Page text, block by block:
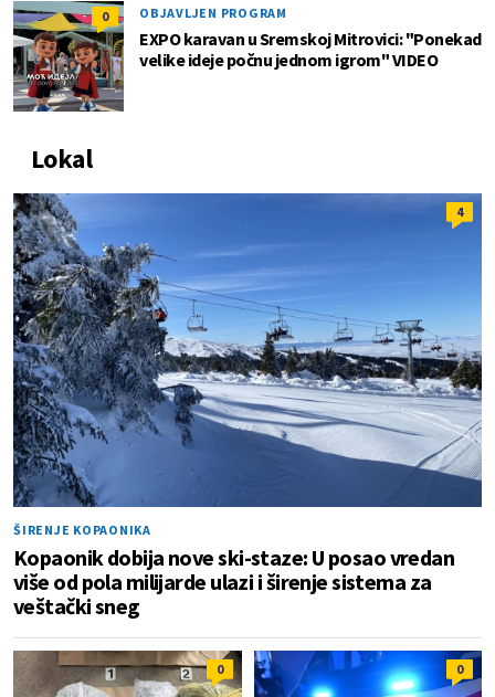
0 OBJAVLJEN PROGRAM
EXPO karavan u Sremskoj Mitrovici: "Ponekad
velike ideje počnu jednom igrom" VIDEO
Lokal
4
ŠIRENJE KOPAONIKA
Kopaonik dobija nove ski-staze: U posao vredan
više od pola milijarde ulazi i širenje sistema za
veštački sneg
0 0